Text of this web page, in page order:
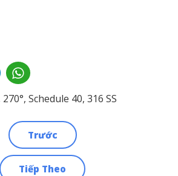
Schedule 40, 316 SS
Trước
Tiếp Theo